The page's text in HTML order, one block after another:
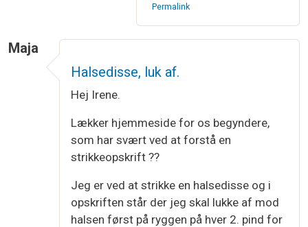
Permalink
Maja
Halsedisse, luk af.
Hej Irene.
Lækker hjemmeside for os begyndere,
som har svært ved at forstå en
strikkeopskrift ??
Jeg er ved at strikke en halsedisse og i
opskriften står der jeg skal lukke af mod
halsen først på ryggen på hver 2. pind for